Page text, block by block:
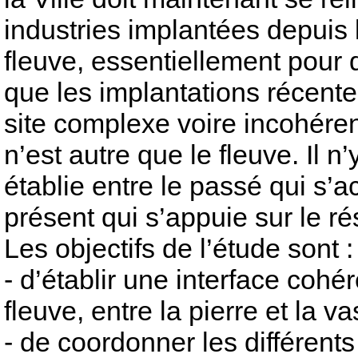
industries implantées
fleuve, essentiellement pour
que les implantations
site complexe voire
n’est autre que le fleuve. Il
établie entre le passé qui
présent qui s’appuie sur le
Les objectifs de l’étude sont :
- d’établir une interface
fleuve, entre la pierre et la
- de coordonner les